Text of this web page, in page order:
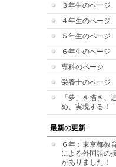
３年生のページ
４年生のページ
５年生のページ
６年生のページ
専科のページ
栄養士のページ
「夢」を描き、
め、実現する！
最新の更新
６年：東京都教
による外国語の
がありました！